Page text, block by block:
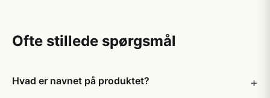
Ofte stillede spørgsmål
Hvad er navnet på produktet?